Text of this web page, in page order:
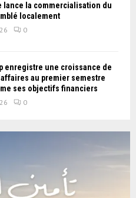
lance la commercialisation du
localement
0
enregistre une croissance de
au premier semestre
ses objectifs financiers
0